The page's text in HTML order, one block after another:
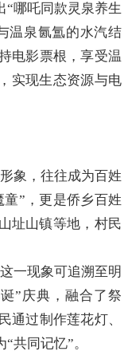
“哪吒同款灵泉养生
温泉氤氲的水汽结
电影票根，享受温
实现生态资源与电
象，往往成为百姓
”，更是侨乡百姓
址山镇等地，村民
一现象可追溯至明
”庆典，融合了祭
通过制作莲花灯、
共同记忆”。